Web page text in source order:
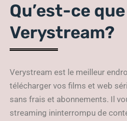
Qu’est-ce que
Verystream?
Verystream est le meilleur
télécharger vos films et web
sans frais et abonnements. Il
streaming ininterrompu de